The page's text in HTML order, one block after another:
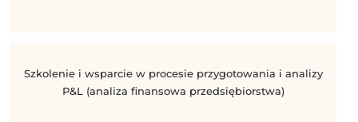
Szkolenie i wsparcie w procesie przygotowania i analizy
P&L (analiza finansowa przedsiębiorstwa)